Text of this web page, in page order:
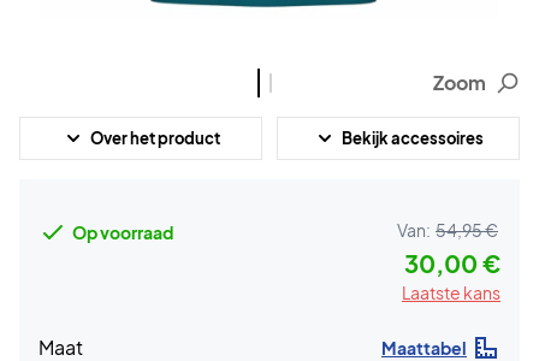
Zoom
Over het product Bekijk accessoires
Op voorraad Van: 54,95 €
30,00 €
Laatste kans
Maat Maattabel